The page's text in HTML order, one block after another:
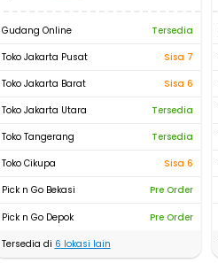
Gudang Online
Tersedia
Toko Jakarta Pusat
Sisa 7
Toko Jakarta Barat
Sisa 6
Toko Jakarta Utara
Tersedia
Toko Tangerang
Tersedia
Toko Cikupa
Sisa 6
Pick n Go Bekasi
Pre Order
Pick n Go Depok
Pre Order
Tersedia di 6 lokasi lain